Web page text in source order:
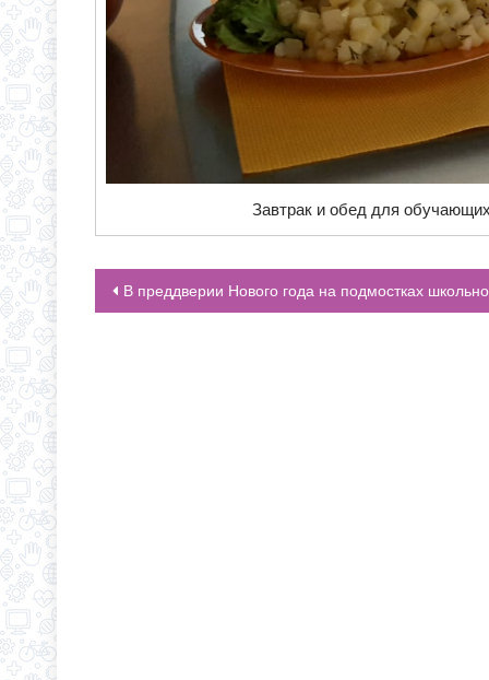
Завтрак и обед для
НАВИГАЦИЯ ПО ЗАПИСЯМ
В преддверии Нового года на подмостках школьной сцены был показан спектакль “Летучий